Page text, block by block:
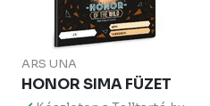
ARS UNA
HONOR SIMA FÜZET